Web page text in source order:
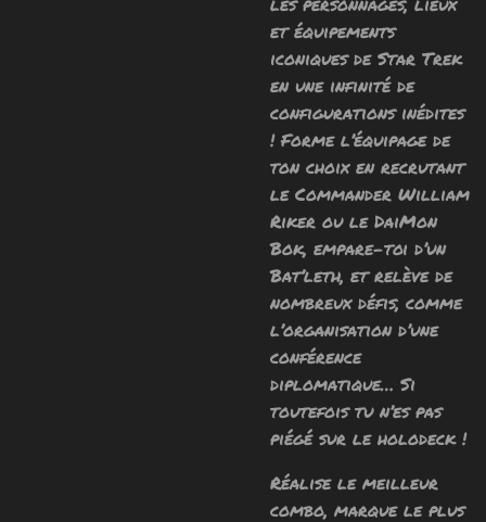
et équipements
iconiques de Star Trek
en une infinité de
configurations inédites
! Forme l’équipage de
ton choix en recrutant
le Commander William
Riker ou le DaiMon
Bok, empare-toi d’un
Bat’leth, et relève de
nombreux défis, comme
l’organisation d’une
conférence
diplomatique… Si
toutefois tu n’es pas
piégé sur le holodeck !
Réalise le meilleur
combo, marque le plus